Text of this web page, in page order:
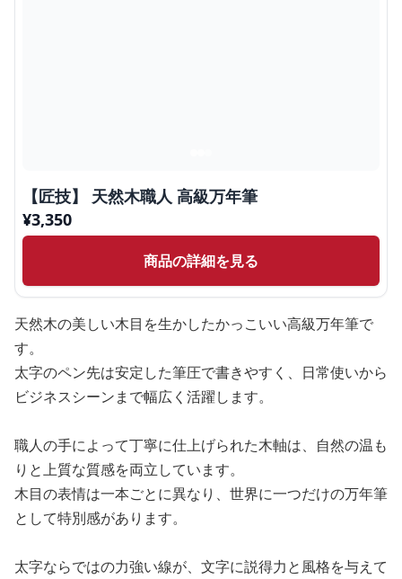
【匠技】 天然木職人 高級万年筆
¥3,350
商品の詳細を見る
天然木の美しい木目を生かしたかっこいい高級万年筆で
す。
太字のペン先は安定した筆圧で書きやすく、日常使いから
ビジネスシーンまで幅広く活躍します。
職人の手によって丁寧に仕上げられた木軸は、自然の温も
りと上質な質感を両立しています。
木目の表情は一本ごとに異なり、世界に一つだけの万年筆
として特別感があります。
太字ならではの力強い線が、文字に説得力と風格を与えて